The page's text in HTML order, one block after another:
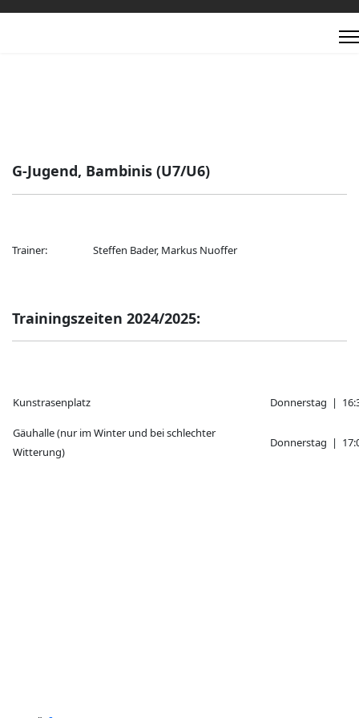
G-Jugend, Bambinis (U7/U6)
Trainer: Steffen Bader, Markus Nuoffer
Trainingszeiten 2024/2025:
Kunstrasenplatz Donnerstag |
Gäuhalle (nur im Winter und bei schlechter
Witterung)
Donnerstag |